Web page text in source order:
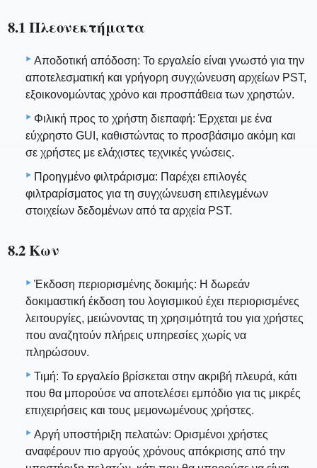
8.1 Πλεονεκτήματα
Αποδοτική απόδοση: Το εργαλείο είναι γνωστό για την
αποτελεσματική και γρήγορη συγχώνευση αρχείων PST,
εξοικονομώντας χρόνο και προσπάθεια των χρηστών.
Φιλική προς το χρήστη διεπαφή: Έρχεται με ένα
εύχρηστο GUI, καθιστώντας το προσβάσιμο ακόμη και
σε χρήστες με ελάχιστες τεχνικές γνώσεις.
Προηγμένο φιλτράρισμα: Παρέχει επιλογές
φιλτραρίσματος για τη συγχώνευση επιλεγμένων
στοιχείων δεδομένων από τα αρχεία PST.
8.2 Κων
Έκδοση περιορισμένης δοκιμής: Η δωρεάν
δοκιμαστική έκδοση του λογισμικού έχει περιορισμένες
λειτουργίες, μειώνοντας τη χρησιμότητά του για χρήστες
που αναζητούν πλήρεις υπηρεσίες χωρίς να
πληρώσουν.
Τιμή: Το εργαλείο βρίσκεται στην ακριβή πλευρά, κάτι
που θα μπορούσε να αποτελέσει εμπόδιο για τις μικρές
επιχειρήσεις και τους μεμονωμένους χρήστες.
Αργή υποστήριξη πελατών: Ορισμένοι χρήστες
αναφέρουν πιο αργούς χρόνους απόκρισης από την